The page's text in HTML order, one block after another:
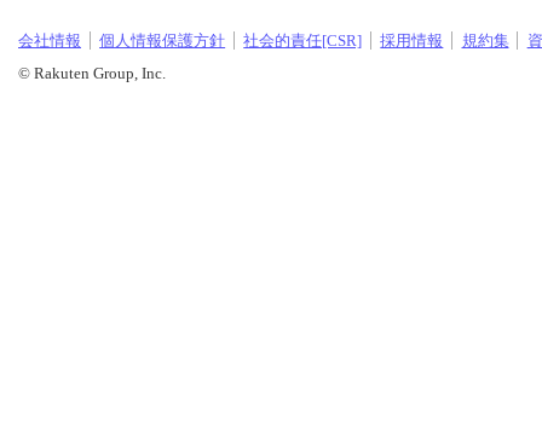
会社情報 個人情報保護方針 社会的責任[CSR] 採用情報 規約集
© Rakuten Group, Inc.